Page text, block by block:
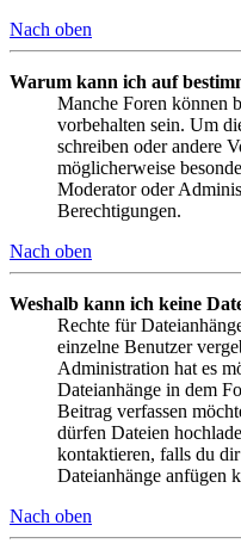
Nach oben
Warum kann ich auf
Manche Foren können
vorbehalten sein. Um
schreiben oder andere
möglicherweise
Moderator oder
Berechtigungen.
Nach oben
Weshalb kann ich keine
Rechte für
einzelne Benutzer
Administration hat es
Dateianhänge in dem
Beitrag verfassen
dürfen Dateien
kontaktieren, falls du
Dateianhänge anfügen
Nach oben